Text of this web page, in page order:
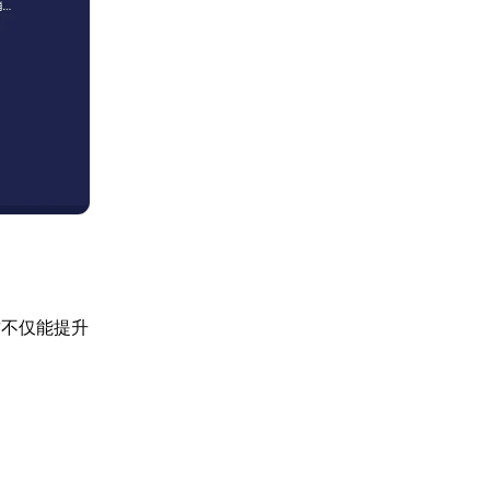
仅能提升